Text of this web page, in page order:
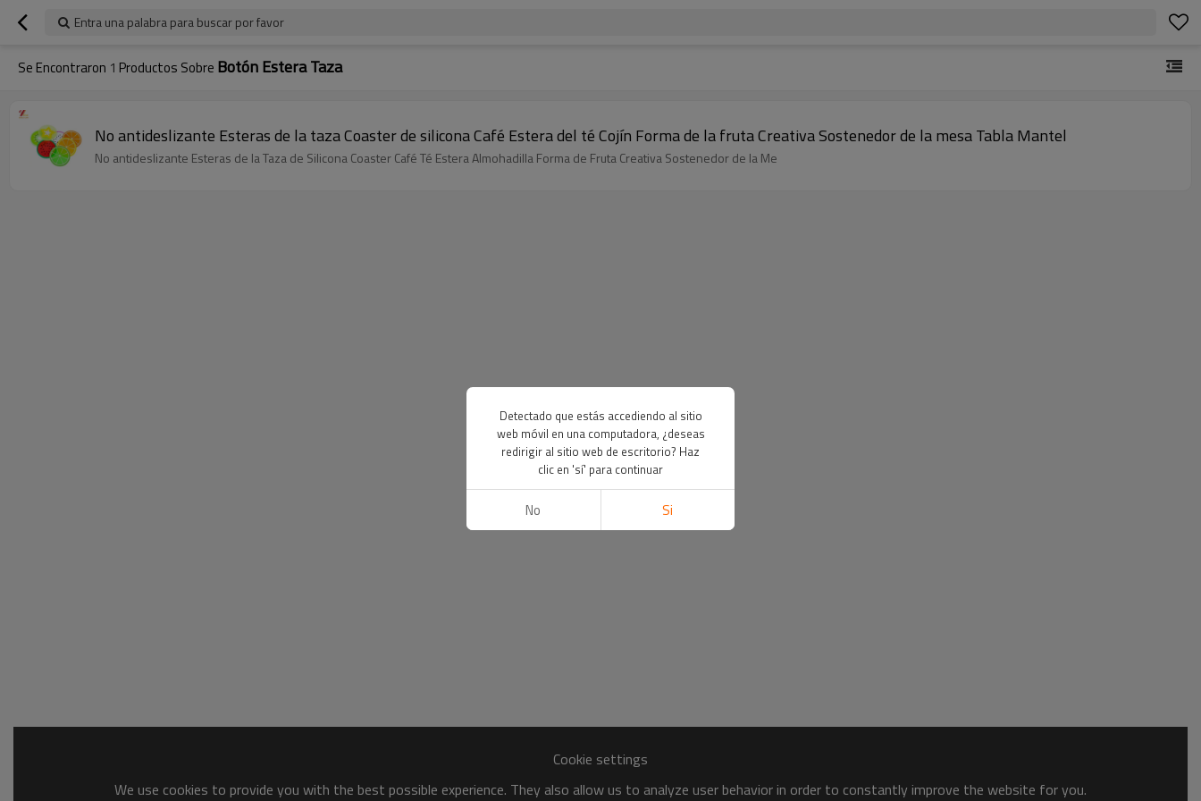
Entra una palabra para buscar por favor
Se Encontraron 1 Productos Sobre Botón Estera Taza
No antideslizante Esteras de la taza Coaster de silicona Café Estera del té Cojín Forma de la fruta Creativa Sostenedor de la mesa Tabla Mantel
No antideslizante Esteras de la Taza de Silicona Coaster Café Té Estera Almohadilla Forma de Fruta Creativa Sostenedor de la Me
Cookie settings
We use cookies to provide you with the best possible experience. They also allow us to analyze user behavior in order to constantly improve the website for you.
Detectado que estás accediendo al sitio
web móvil en una computadora, ¿deseas
redirigir al sitio web de escritorio? Haz
clic en 'sí' para continuar
No Si